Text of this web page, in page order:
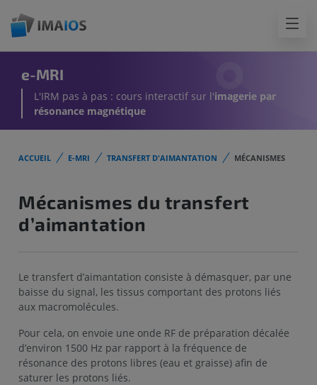
e-MRI
L'IRM pas à pas : cours interactif sur l'imagerie par
résonance magnétique
ACCUEIL E-MRI TRANSFERT D'AIMANTATION MÉCANISMES
Mécanismes du transfert
d’aimantation
Le transfert d’aimantation consiste à démasquer, par une
baisse du signal, les tissus comportant des protons liés
aux macromolécules.
Pour cela, on envoie une onde RF de préparation décalée
d’environ 1500 Hz par rapport à la fréquence de
résonance des protons libres (eau et graisse) afin de
saturer les protons liés.